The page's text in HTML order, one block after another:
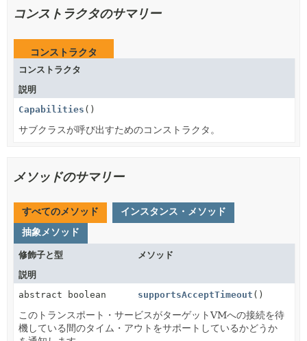
コンストラクタのサマリー
コンストラクタ
コンストラクタ
説明
Capabilities ()
サブクラスが呼び出すためのコンストラクタ。
メソッドのサマリー
すべてのメソッド
インスタンス・メソッド
抽象メソッド
修飾子と型
メソッド
説明
abstract boolean
supportsAcceptTimeout ()
このトランスポート・サービスがターゲットVMへの接続を待
機している間のタイム・アウトをサポートしているかどうか